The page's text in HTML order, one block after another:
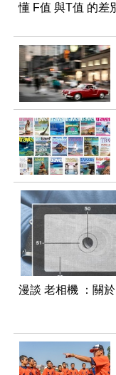
懂 F值 與T值 的差
漫談 老相機 ：關